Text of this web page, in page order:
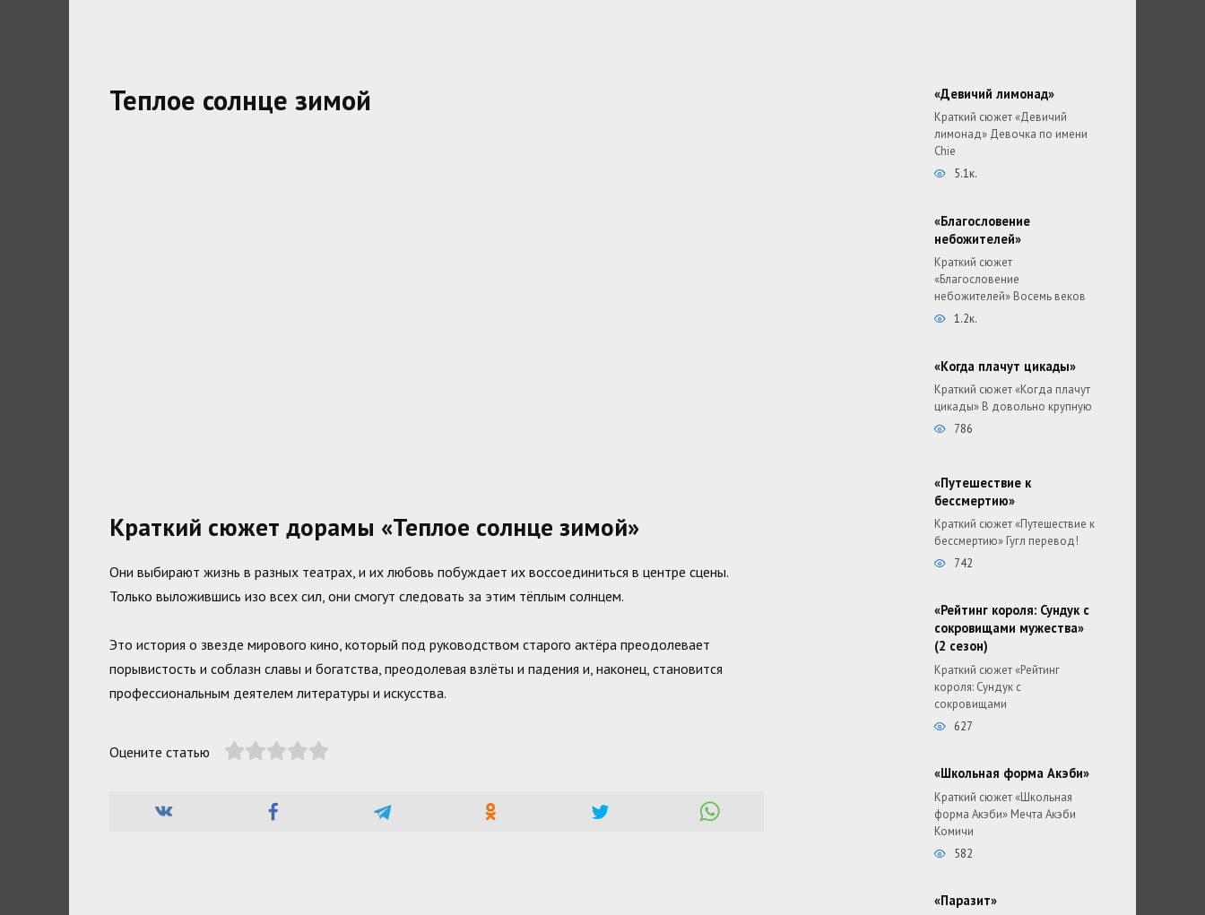
Теплое солнце зимой
Краткий сюжет дорамы «Теплое солнце зимой»
Они выбирают жизнь в разных театрах, и их любовь побуждает их воссоединиться в центре сцены.
Только выложившись изо всех сил, они смогут следовать за этим тёплым солнцем.
Это история о звезде мирового кино, который под руководством старого актёра преодолевает
порывистость и соблазн славы и богатства, преодолевая взлёты и падения и, наконец, становится
профессиональным деятелем литературы и искусства.
Оцените статью
«Девичий лимонад»
Краткий сюжет «Девичий
лимонад» Девочка по имени
Chie
5.1к.
«Благословение
небожителей»
Краткий сюжет
«Благословение
небожителей» Восемь веков
1.2к.
«Когда плачут цикады»
Краткий сюжет «Когда плачут
цикады» В довольно крупную
786
«Путешествие к
бессмертию»
Краткий сюжет «Путешествие к
бессмертию» Гугл перевод!
742
«Рейтинг короля: Сундук с
сокровищами мужества»
(2 сезон)
Краткий сюжет «Рейтинг
короля: Сундук с
сокровищами
627
«Школьная форма Акэби»
Краткий сюжет «Школьная
форма Акэби» Мечта Акэби
Комичи
582
«Паразит»